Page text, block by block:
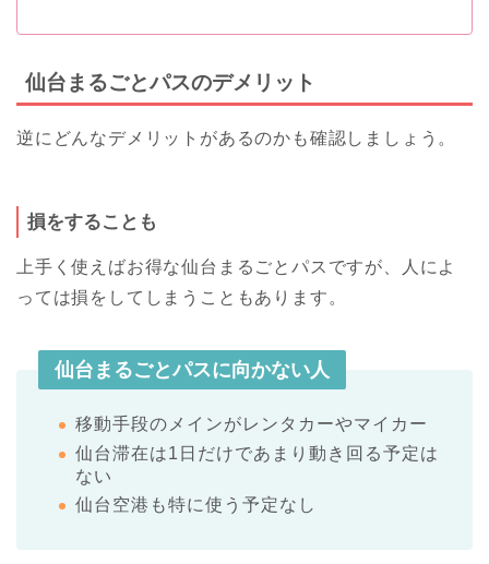
仙台まるごとパスのデメリット
逆にどんなデメリットがあるのかも確認しましょう。
損をすることも
上手く使えばお得な仙台まるごとパスですが、人によ
っては損をしてしまうこともあります。
仙台まるごとパスに向かない人
移動手段のメインがレンタカーやマイカー
仙台滞在は1日だけであまり動き回る予定は
ない
仙台空港も特に使う予定なし